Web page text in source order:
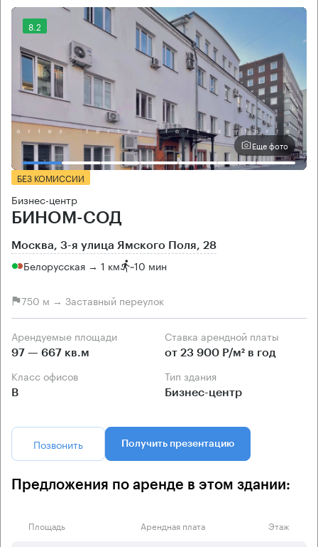
8.2
Еще фото
БЕЗ КОМИССИИ
Бизнес-центр
БИНОМ-СОД
Москва, 3-я улица Ямского Поля, 28
Белорусская → 1 км ~10 мин
750 м → Заставный переулок
Арендуемые площади
97 — 667 кв.м
Ставка арендной платы
от 23 900 Р/м² в год
Класс офисов
B
Тип здания
Бизнес-центр
Позвонить Получить презентацию
Предложения по аренде в этом здании:
Площадь Арендная плата Этаж